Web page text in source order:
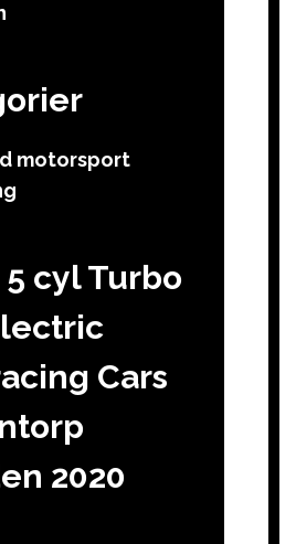
motorsport
5 cyl Turbo
Cars
2020